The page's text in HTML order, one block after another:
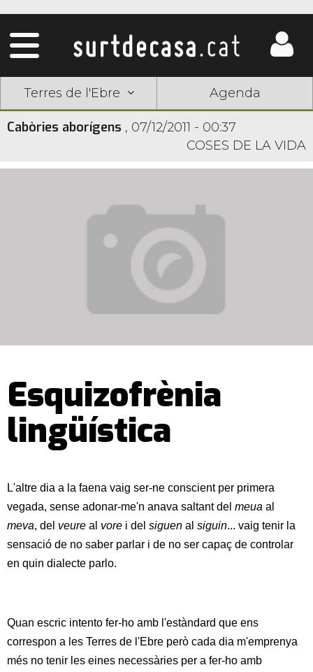
Terres de l'Ebre Agenda
Cabòries aborígens , 07/12/2011 - 00:37
COSES DE LA VIDA
Esquizofrènia
lingüística
L'altre dia a la faena vaig ser-ne conscient per primera
vegada, sense adonar-me'n anava saltant del meua al
meva, del veure al vore i del siguen al siguin... vaig tenir la
sensació de no saber parlar i de no ser capaç de controlar
en quin dialecte parlo.
Quan escric intento fer-ho amb l'estàndard que ens
correspon a les Terres de l'Ebre però cada dia m'emprenya
més no tenir les eines necessàries per a fer-ho amb